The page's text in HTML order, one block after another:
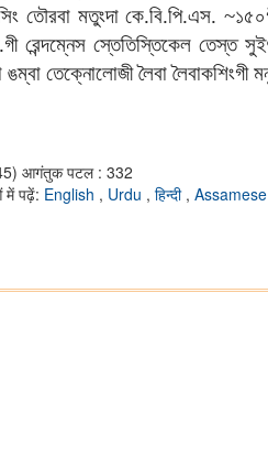
তৌরবা মতুংদা কে.বি.পি.এস.~
রেন্দম্নেস স্তেতিস্তিকেল তেস্ত
তেক্নোলোজী লৈবা লৈবাকশিংগী
आगंतुक पटल : 332
में पढ़ें: English , Urdu , हिन्दी , Assamese